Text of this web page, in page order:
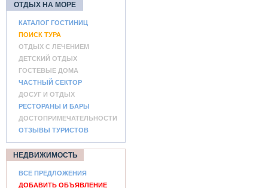
ОТДЫХ НА МОРЕ
КАТАЛОГ ГОСТИНИЦ
ПОИСК ТУРА
ОТДЫХ С ЛЕЧЕНИЕМ
ДЕТСКИЙ ОТДЫХ
ГОСТЕВЫЕ ДОМА
ЧАСТНЫЙ СЕКТОР
ДОСУГ И ОТДЫХ
РЕСТОРАНЫ И БАРЫ
ДОСТОПРИМЕЧАТЕЛЬНОСТИ
ОТЗЫВЫ ТУРИСТОВ
НЕДВИЖИМОСТЬ
ВСЕ ПРЕДЛОЖЕНИЯ
ДОБАВИТЬ ОБЪЯВЛЕНИЕ